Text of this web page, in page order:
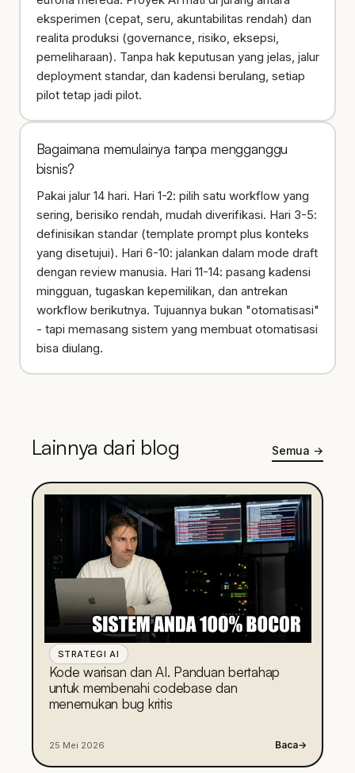
eksperimen (cepat, seru, akuntabilitas rendah) dan
realita produksi (governance, risiko, eksepsi,
pemeliharaan). Tanpa hak keputusan yang jelas, jalur
deployment standar, dan kadensi berulang, setiap
pilot tetap jadi pilot.
Bagaimana memulainya tanpa mengganggu
bisnis?
Pakai jalur 14 hari. Hari 1-2: pilih satu workflow yang
sering, berisiko rendah, mudah diverifikasi. Hari 3-5:
definisikan standar (template prompt plus konteks
yang disetujui). Hari 6-10: jalankan dalam mode draft
dengan review manusia. Hari 11-14: pasang kadensi
mingguan, tugaskan kepemilikan, dan antrekan
workflow berikutnya. Tujuannya bukan "otomatisasi"
- tapi memasang sistem yang membuat otomatisasi
bisa diulang.
Lainnya dari blog Semua →
STRATEGI AI
Kode warisan dan AI. Panduan bertahap
untuk membenahi codebase dan
menemukan bug kritis
25 Mei 2026 Baca→